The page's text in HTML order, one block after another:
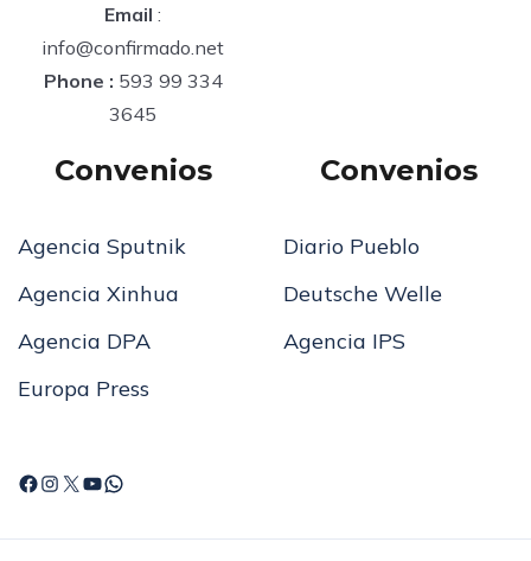
Email :
info@confirmado.net
Phone : 593 99 334
3645
Convenios
Agencia Sputnik
Agencia Xinhua
Agencia DPA
Europa Press
Convenios
Diario Pueblo
Deutsche Welle
Agencia IPS